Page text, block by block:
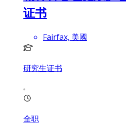
证书
Fairfax, 美國
研究生证书
全职